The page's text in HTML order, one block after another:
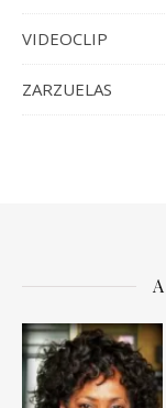
VIDEOCLIP
ZARZUELAS